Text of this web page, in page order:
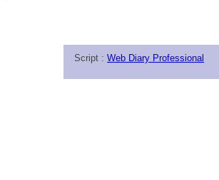
Script : Web Diary Professional